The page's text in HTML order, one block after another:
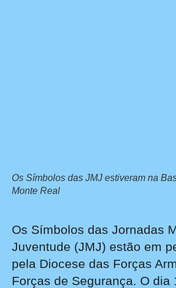
Os Símbolos das JMJ estiveram na
Monte Real
Os Símbolos das Jornadas
Juventude (JMJ) estão em
pela Diocese das Forças
Forças de Segurança. O dia